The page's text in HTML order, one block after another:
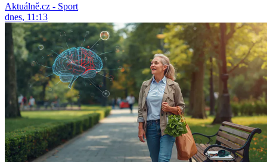
Aktuálně.cz - Sport
dnes, 11:13